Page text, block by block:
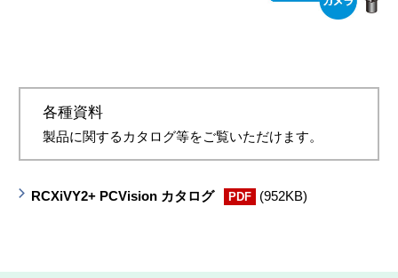
各種資料
製品に関するカタログ等をご覧いただけます。
RCXiVY2+ PCVision カタログ PDF (952KB)